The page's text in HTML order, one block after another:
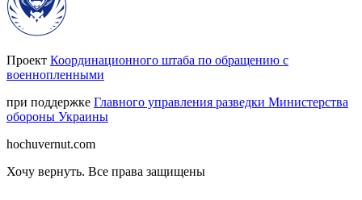
Проект Координационного штаба по обращению с
военнопленными
при поддержке Главного управления разведки Министерства
обороны Украины
hochuvernut.com
Хочу вернуть. Все права защищены